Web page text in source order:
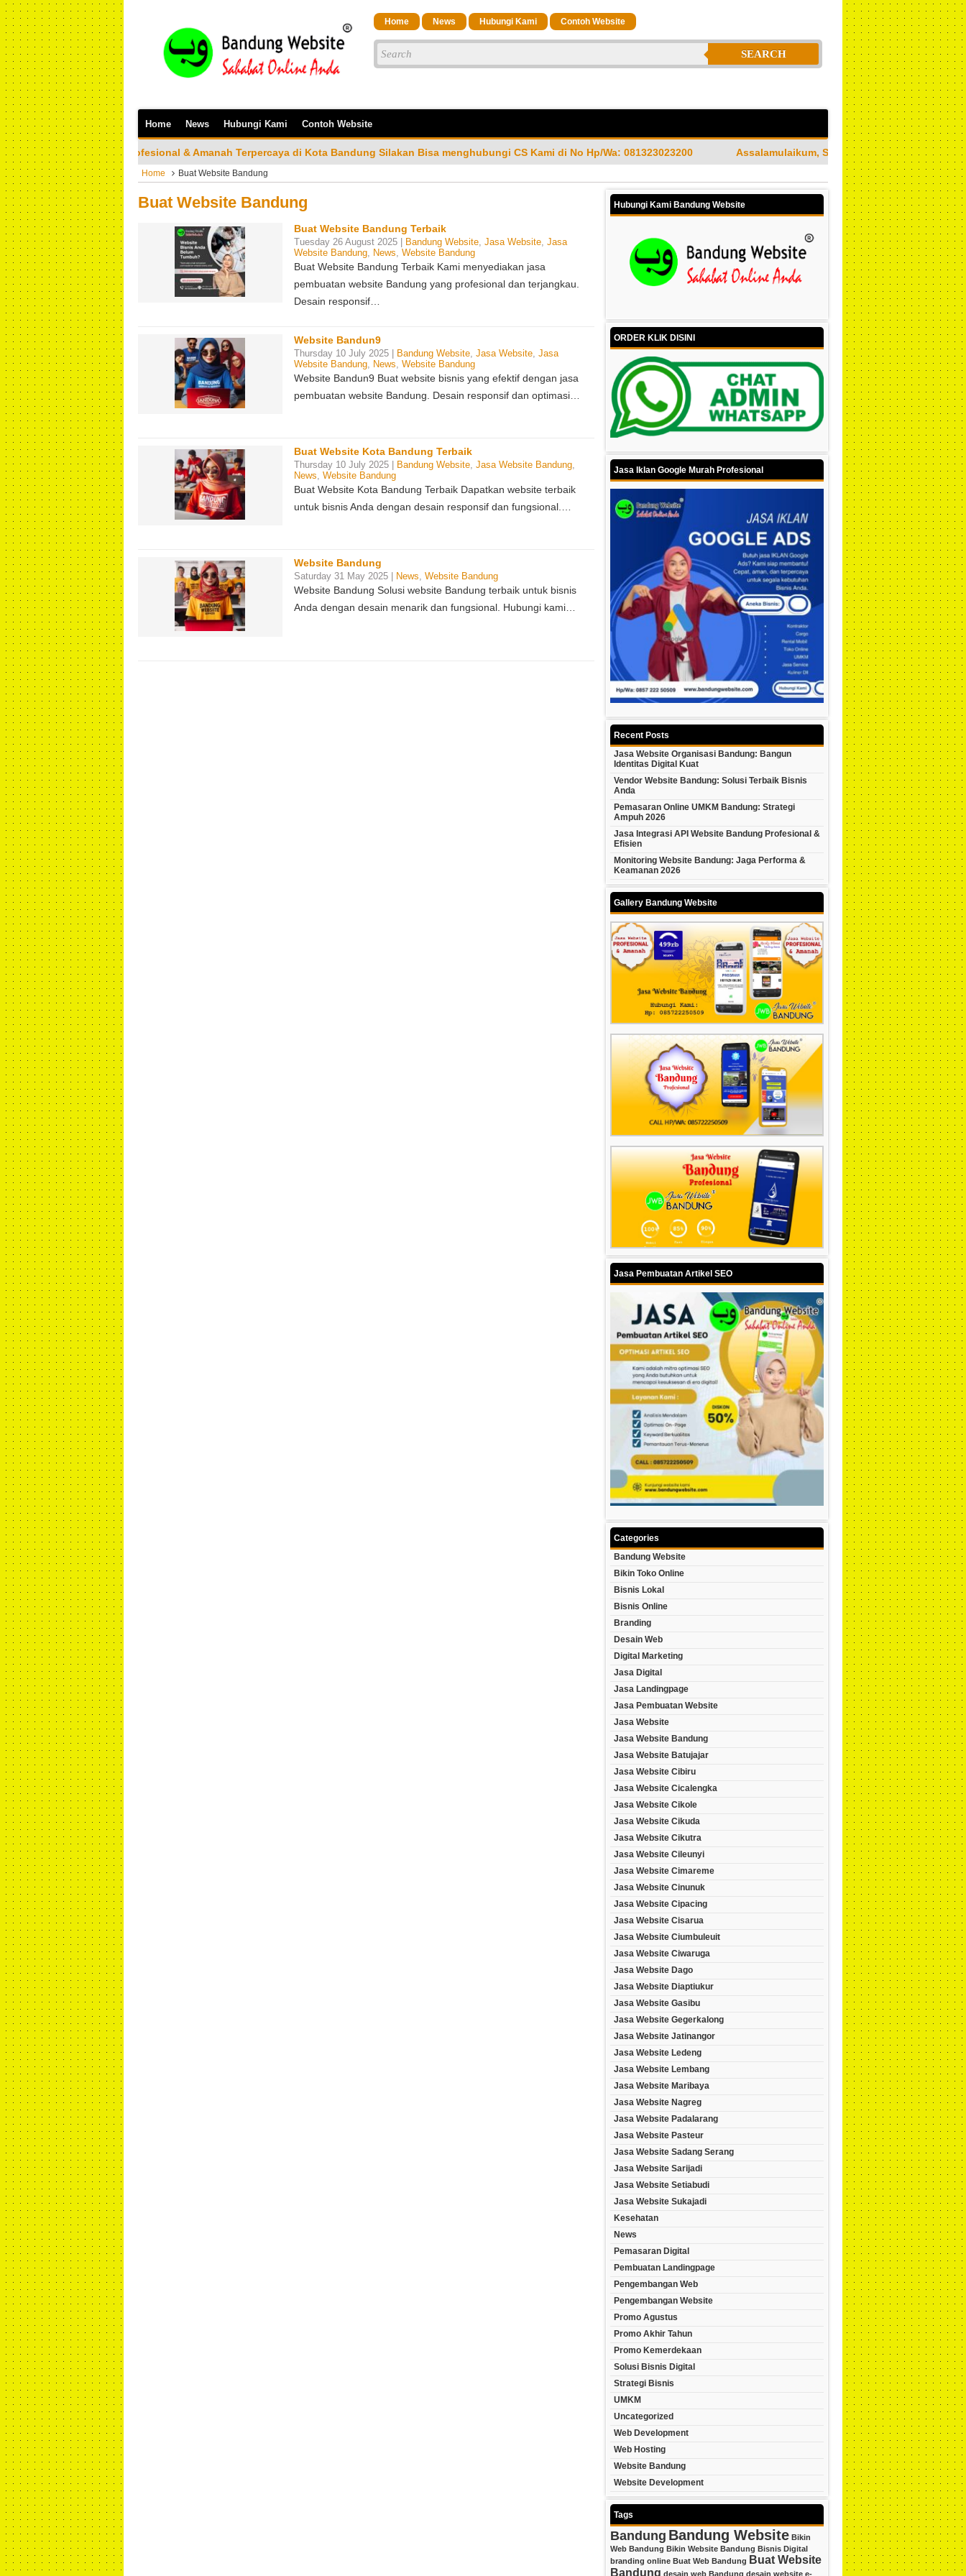
Home News Hubungi Kami Contoh Website
SEARCH
Home News Hubungi Kami Contoh Website
Profesional & Amanah Terpercaya di Kota Bandung Silakan Bisa menghubungi CS Kami di No Hp/Wa: 081323023200 Assalamulaikum, Selamat Datang di Jasa Bandung Website
Home Buat Website Bandung
Buat Website Bandung
Buat Website Bandung Terbaik
Tuesday 26 August 2025 | Bandung Website, Jasa Website, Jasa
Website Bandung, News Website Bandung
Buat Website Bandung Terbaik Kami menyediakan jasa
pembuatan website Bandung yang profesional dan terjangkau.
Desain responsif…
Website Bandun9
Thursday 10 July 2025 | Bandung Website, Jasa Website, Jasa
Website Bandung, News Website Bandung
Website Bandun9 Buat website bisnis yang efektif dengan jasa
pembuatan website Bandung. Desain responsif dan optimasi…
Buat Website Kota Bandung Terbaik
Thursday 10 July 2025 | Bandung Website, Jasa Website Bandung,
News Website Bandung
Buat Website Kota Bandung Terbaik Dapatkan website terbaik
untuk bisnis Anda dengan desain responsif dan fungsional.…
Website Bandung
Saturday 31 May 2025 | News Website Bandung
Website Bandung Solusi website Bandung terbaik untuk bisnis
Anda dengan desain menarik dan fungsional. Hubungi kami…
Hubungi Kami Bandung Website
ORDER KLIK DISINI
Jasa Iklan Google Murah Profesional
Recent Posts
Jasa Website Organisasi Bandung: Bangun
Identitas Digital Kuat
Vendor Website Bandung: Solusi Terbaik Bisnis
Anda
Pemasaran Online UMKM Bandung: Strategi
Ampuh 2026
Jasa Integrasi API Website Bandung Profesional &
Efisien
Monitoring Website Bandung: Jaga Performa &
Keamanan 2026
Gallery Bandung Website
Jasa Pembuatan Artikel SEO
Categories
Bandung Website
Bikin Toko Online
Bisnis Lokal
Bisnis Online
Branding
Desain Web
Digital Marketing
Jasa Digital
Jasa Landingpage
Jasa Pembuatan Website
Jasa Website
Jasa Website Bandung
Jasa Website Batujajar
Jasa Website Cibiru
Jasa Website Cicalengka
Jasa Website Cikole
Jasa Website Cikuda
Jasa Website Cikutra
Jasa Website Cileunyi
Jasa Website Cimareme
Jasa Website Cinunuk
Jasa Website Cipacing
Jasa Website Cisarua
Jasa Website Ciumbuleuit
Jasa Website Ciwaruga
Jasa Website Dago
Jasa Website Diaptiukur
Jasa Website Gasibu
Jasa Website Gegerkalong
Jasa Website Jatinangor
Jasa Website Ledeng
Jasa Website Lembang
Jasa Website Maribaya
Jasa Website Nagreg
Jasa Website Padalarang
Jasa Website Pasteur
Jasa Website Sadang Serang
Jasa Website Sarijadi
Jasa Website Setiabudi
Jasa Website Sukajadi
Kesehatan
News
Pemasaran Digital
Pembuatan Landingpage
Pengembangan Web
Pengembangan Website
Promo Agustus
Promo Akhir Tahun
Promo Kemerdekaan
Solusi Bisnis Digital
Strategi Bisnis
UMKM
Uncategorized
Web Development
Web Hosting
Website Bandung
Website Development
Tags
Bandung Bandung Website Bikin
Web Bandung Bikin Website Bandung Bisnis Digital
branding online Buat Web Bandung Buat Website
Bandung desain web Bandung desain website e-